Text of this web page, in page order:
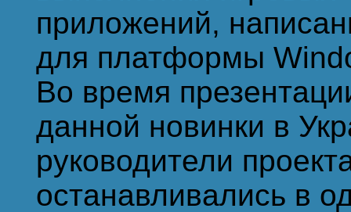
приложений,
для платформы
Во время
данной новинки в
руководители
останавливались в